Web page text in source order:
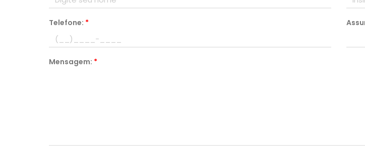
Telefone: *
Mensagem: *